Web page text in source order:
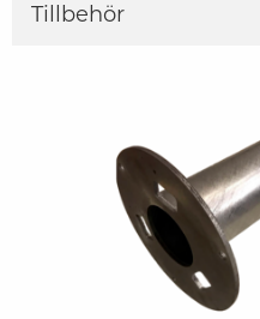
Tillbehör